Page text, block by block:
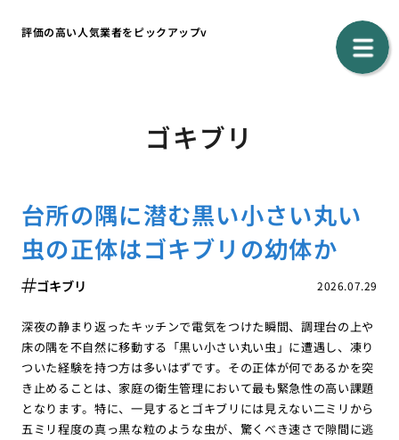
評価の高い人気業者をピックアップv
ゴキブリ
台所の隅に潜む黒い小さい丸い
虫の正体はゴキブリの幼体か
2026.07.29
ゴキブリ
深夜の静まり返ったキッチンで電気をつけた瞬間、調理台の上や
床の隅を不自然に移動する「黒い小さい丸い虫」に遭遇し、凍り
ついた経験を持つ方は多いはずです。その正体が何であるかを突
き止めることは、家庭の衛生管理において最も緊急性の高い課題
となります。特に、一見するとゴキブリには見えない二ミリから
五ミリ程度の真っ黒な粒のような虫が、驚くべき速さで隙間に逃